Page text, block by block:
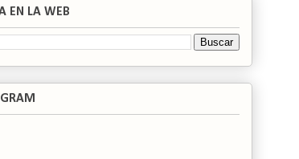
EN LA WEB